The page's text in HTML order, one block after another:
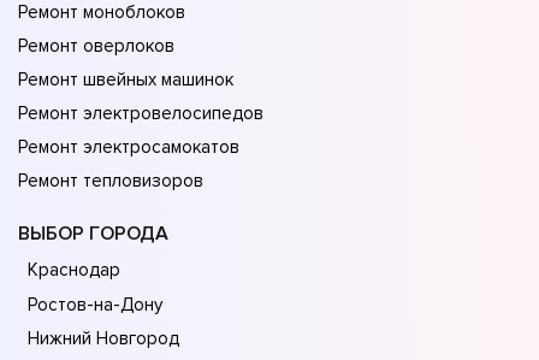
Ремонт моноблоков
Ремонт оверлоков
Ремонт швейных машинок
Ремонт электровелосипедов
Ремонт электросамокатов
Ремонт тепловизоров
ВЫБОР ГОРОДА
Краснодар
Ростов-на-Дону
Нижний Новгород